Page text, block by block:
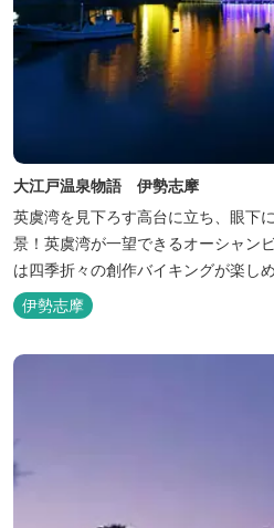
大江戸温泉物語 伊勢志摩
英虞湾を見下ろす高台に立ち、眼下
景！英虞湾が一望できるオーシャン
は四季折々の創作バイキングが楽し
できるクルーズ船は毎日運行してお
もできます。
伊勢志摩